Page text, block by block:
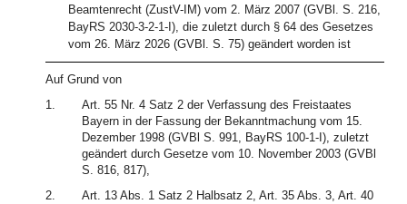
Beamtenrecht (ZustV-IM) vom 2. März 2007 (GVBl. S. 216,
BayRS 2030-3-2-1-I), die zuletzt durch § 64 des Gesetzes
vom 26. März 2026 (GVBl. S. 75) geändert worden ist
Auf Grund von
1.
Art. 55 Nr. 4 Satz 2 der Verfassung des Freistaates
Bayern in der Fassung der Bekanntmachung vom 15.
Dezember 1998 (GVBl S. 991, BayRS 100-1-I), zuletzt
geändert durch Gesetze vom 10. November 2003 (GVBl
S. 816, 817),
2.
Art. 13 Abs. 1 Satz 2 Halbsatz 2, Art. 35 Abs. 3, Art. 40